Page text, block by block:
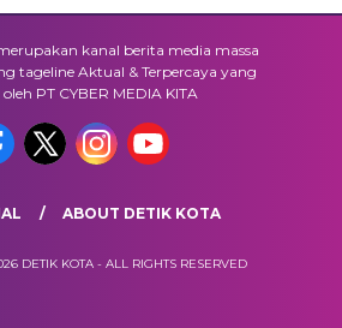
kanal berita media massa
tageline Aktual & Terpercaya yang
PT CYBER MEDIA KITA
ABOUT DETIK KOTA
DETIK KOTA - ALL RIGHTS RESERVED